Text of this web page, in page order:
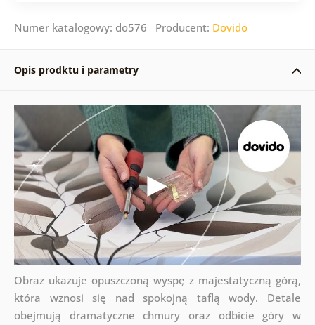
Numer katalogowy: do576 Producent: Dovido
Opis prodktu i parametry
Obraz ukazuje opuszczoną wyspę z majestatyczną górą,
która wznosi się nad spokojną taflą wody. Detale
obejmują dramatyczne chmury oraz odbicie góry w